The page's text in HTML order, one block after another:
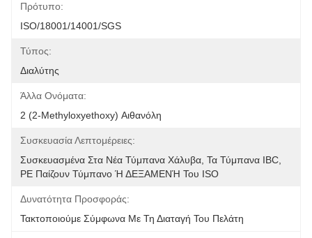
Πρότυπο:
ISO/18001/14001/SGS
Τύπος:
Διαλύτης
Άλλα Ονόματα:
2 (2-Methyloxyethoxy) Αιθανόλη
Συσκευασία Λεπτομέρειες:
Συσκευασμένα Στα Νέα Τύμπανα Χάλυβα, Τα Τύμπανα IBC,
PE Παίζουν Τύμπανο Ή ΔΕΞΑΜΕΝΉ Του ISO
Δυνατότητα Προσφοράς:
Τακτοποιούμε Σύμφωνα Με Τη Διαταγή Του Πελάτη